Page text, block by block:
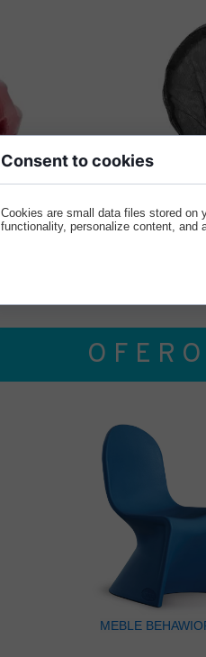
MEBLE
O F E R
Consent to cookies
Cookies are small data files stored on
functionality, personalize content, and